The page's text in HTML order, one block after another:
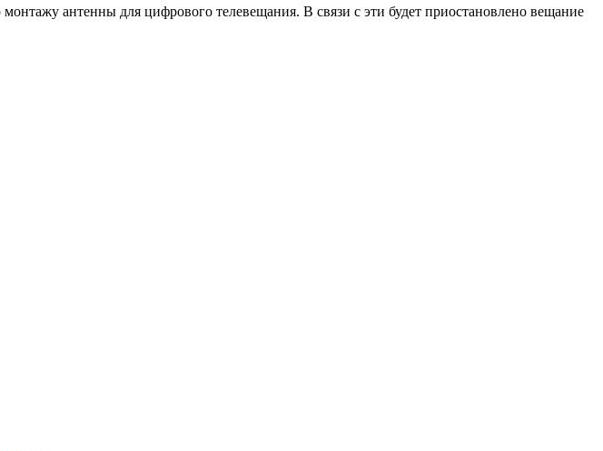
монтажу антенны для цифрового телевещания. В связи с эти будет приостановлено вещание